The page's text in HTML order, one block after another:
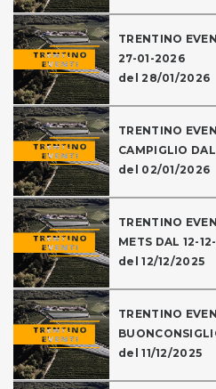
TRENTINO
27-01-2026
del 28/01/2026
TRENTINO
CAMPIGLIO
del 02/01/2026
TRENTINO
METS DAL 12-
del 12/12/2025
TRENTINO
del 11/12/2025